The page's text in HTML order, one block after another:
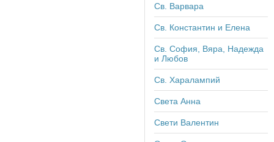
Св. Варвара
Св. Константин и Елена
Св. София, Вяра, Надежда
и Любов
Св. Харалампий
Света Анна
Свети Валентин